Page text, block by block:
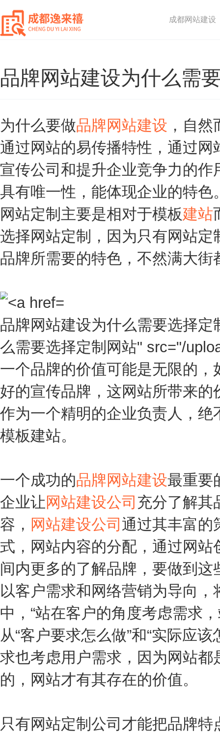
成都网站建设
品牌网站建设为什么需
为什么要做品牌网站建设 ，自
通过网站的易传播特性，通过
宣传公司和提升企业竞争力的
具有唯一性，能体现企业的特色
网站定制主要是相对于模板建站
选择网站定制，因为只有网站
品牌所需要的特色，不然满大
品牌网站建设为什么需要选择定
么需要选择定制网站" src="/
一个品牌的价值可能是无限的
好的宣传品牌，这网站所带来
作为一个精明的企业负责人，
模板建站。
一个成功的品牌网站建设最重要
企业让 网站建设公司 充分了解其
容， 网站建设公司 通过其丰富的
式，网站内容的分配，通过网
间内更多的了解品牌，要做到
以客户需求和网络营销为导向
中，“站在客户的角度考虑需求
从“客户要求怎么做”和“实际应
求也考虑用户需求，因为网站
的，网站才有其存在的价值。
只有网站定制公司才能把品牌